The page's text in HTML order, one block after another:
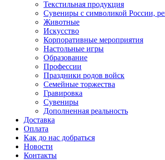
Текстильная продукция
Сувениры с символикой России,
Животные
Искусство
Корпоративные мероприятия
Настольные игры
Образование
Профессии
Праздники родов войск
Семейные торжества
Гравировка
Сувениры
Дополненная реальность
Доставка
Оплата
Как до нас добраться
Новости
Контакты